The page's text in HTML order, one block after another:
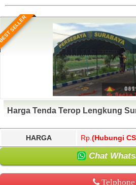
SELLER
Harga Tenda Terop Lengkung
HARGA Rp. (Hubungi
Chat
Telphone